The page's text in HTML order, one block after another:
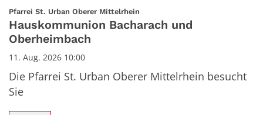
Datum: 11. August 2026
Pfarrei St. Urban Oberer Mittelrhein
Hauskommunion Bacharach und
Oberheimbach
11. Aug. 2026 10:00
Die Pfarrei St. Urban Oberer Mittelrhein besucht
Sie